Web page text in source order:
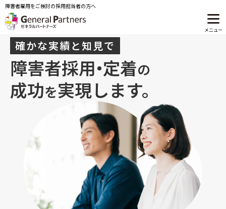
障害者雇用をご検討の採用担当者の方へ
メニュー
確かな実績と知見で
障害者採用・定着の
成功を実現します。
エージェントサービス
求人サイト・スカウト
コンサルティングサービス
セミナー
お役立ち資料
よくあるご質問